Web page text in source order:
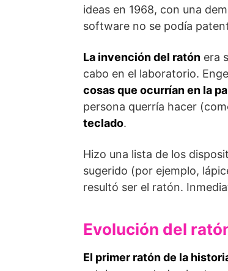
ideas en 1968, con una
software no se podía
La invención del ratón era
cabo en el laboratorio.
cosas que ocurrían en la
persona querría hacer
teclado.
Hizo una lista de los
sugerido (por ejemplo,
resultó ser el ratón.
Evolución del
El primer ratón de la